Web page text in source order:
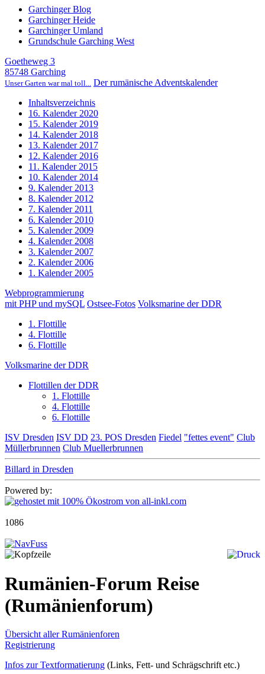
Garchinger Blog
Garchinger Heide
Garchinger Umland
Grundschule Garching West
Goetheweg 3
85748 Garching
Unser Garten war mal toll... Der rumänische Adventskalender
Inhaltsverzeichnis
16. Kalender 2020
15. Kalender 2019
14. Kalender 2018
13. Kalender 2017
12. Kalender 2016
11. Kalender 2015
10. Kalender 2014
9. Kalender 2013
8. Kalender 2012
7. Kalender 2011
6. Kalender 2010
5. Kalender 2009
4. Kalender 2008
3. Kalender 2007
2. Kalender 2006
1. Kalender 2005
Webprogrammierung
mit PHP und mySQL Ostsee-Fotos Volksmarine der DDR
1. Flottille
4. Flottille
6. Flottille
Volksmarine der DDR
Flottillen der DDR
1. Flottille
4. Flottille
6. Flottille
ISV Dresden ISV DD 23. POS Dresden Fiedel "fettes event" Club
Müllerbrunnen Club Muellerbrunnen
Billard in Dresden
Powered by:
1086
Rumänien-Forum Reise
(Rumänienforum)
Übersicht aller Rumänienforen
Registrierung
Infos zur Textformatierung (Links, Fett- und Schrägschrift etc.)